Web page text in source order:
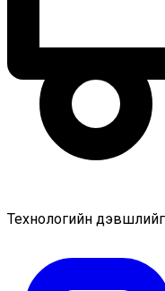
Технологийн дэвшлийг